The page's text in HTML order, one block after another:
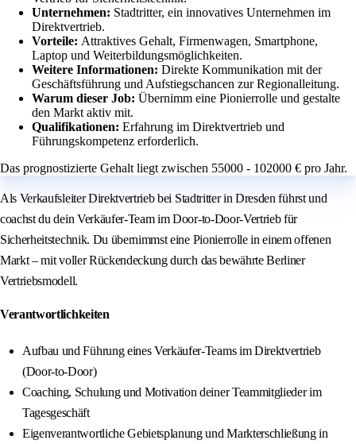
Unternehmen: Stadtritter, ein innovatives Unternehmen im
Direktvertrieb.
Vorteile: Attraktives Gehalt, Firmenwagen, Smartphone,
Laptop und Weiterbildungsmöglichkeiten.
Weitere Informationen: Direkte Kommunikation mit der
Geschäftsführung und Aufstiegschancen zur Regionalleitung.
Warum dieser Job: Übernimm eine Pionierrolle und gestalte
den Markt aktiv mit.
Qualifikationen: Erfahrung im Direktvertrieb und
Führungskompetenz erforderlich.
Das prognostizierte Gehalt liegt zwischen 55000 - 102000 € pro Jahr.
Als Verkaufsleiter Direktvertrieb bei Stadtritter in Dresden führst und
coachst du dein Verkäufer-Team im Door-to-Door-Vertrieb für
Sicherheitstechnik. Du übernimmst eine Pionierrolle in einem offenen
Markt – mit voller Rückendeckung durch das bewährte Berliner
Vertriebsmodell.
Verantwortlichkeiten
Aufbau und Führung eines Verkäufer-Teams im Direktvertrieb
(Door-to-Door)
Coaching, Schulung und Motivation deiner Teammitglieder im
Tagesgeschäft
Eigenverantwortliche Gebietsplanung und Markterschließung in